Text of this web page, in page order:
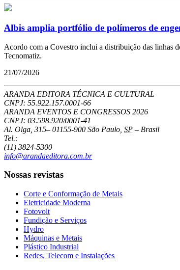
Albis amplia portfólio de polímeros de
Acordo com a Covestro inclui a distribuição das linhas
Tecnomatiz.
21/07/2026
ARANDA EDITORA TÉCNICA E CULTURAL
CNPJ: 55.922.157.0001-66
ARANDA EVENTOS E CONGRESSOS 2026
CNPJ: 03.598.920/0001-41
Al. Olga, 315– 01155-900 São Paulo SP – Brasil
Tel.:
(11) 3824-5300
info@arandaeditora.com.br
Nossas revistas
Corte e Conformação de Metais
Eletricidade Moderna
Fotovolt
Fundição e Serviços
Hydro
Máquinas e Metais
Plástico Industrial
Redes, Telecom e Instalações